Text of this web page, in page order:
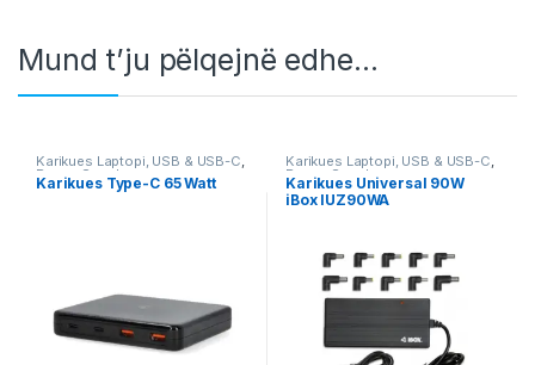
Mund t’ju pëlqejnë edhe…
Karikues Laptopi, USB & USB-C,
Power Supply
Karikues Type-C 65 Watt
Karikues Laptopi, USB & USB-C,
Power Supply
Karikues Universal 90W
iBox IUZ90WA